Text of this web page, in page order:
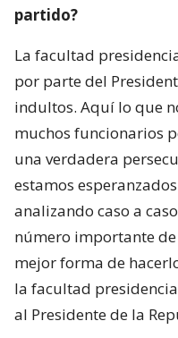
partido?
La facultad
por parte del
indultos. Aquí lo que
muchos funcionarios
una verdadera
estamos
analizando caso a
número importante
mejor forma de
la facultad
al Presidente de la